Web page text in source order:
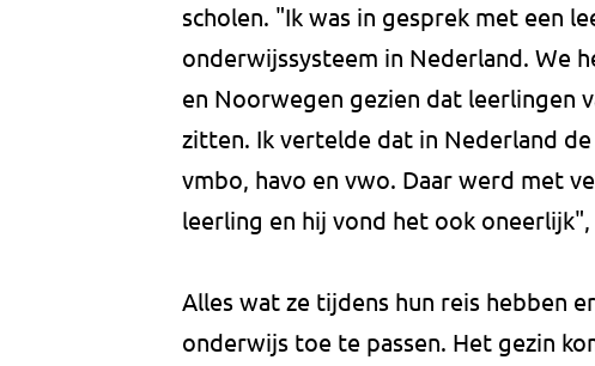
scholen. "Ik was in gesprek met een
onderwijssysteem in Nederland. We
en Noorwegen gezien dat leerlingen
zitten. Ik vertelde dat in Nederland
vmbo, havo en vwo. Daar werd met
leerling en hij vond het ook
Alles wat ze tijdens hun reis hebben
onderwijs toe te passen. Het gezin